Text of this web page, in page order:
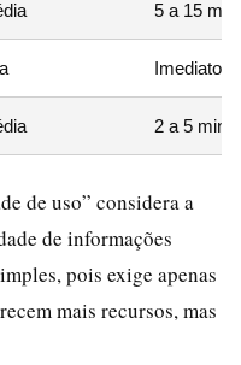
5 a 15
Imediato
2 a 5
de uso” considera a
de informações
pois exige apenas
mais recursos, mas